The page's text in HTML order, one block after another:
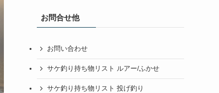
お問合せ他
お問い合わせ
サケ釣り持ち物リスト ルアー/ふかせ
サケ釣り持ち物リスト 投げ釣り